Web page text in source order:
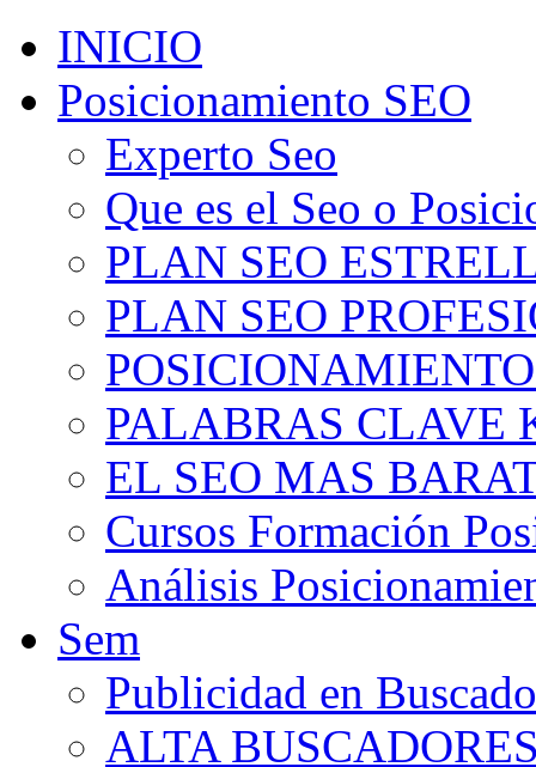
INICIO
Posicionamiento SEO
Experto Seo
Que es el Seo o
PLAN SEO
PLAN SEO
PALABRAS CLAVE
EL SEO MAS
Cursos Formación
Análisis
Sem
Publicidad en
ALTA